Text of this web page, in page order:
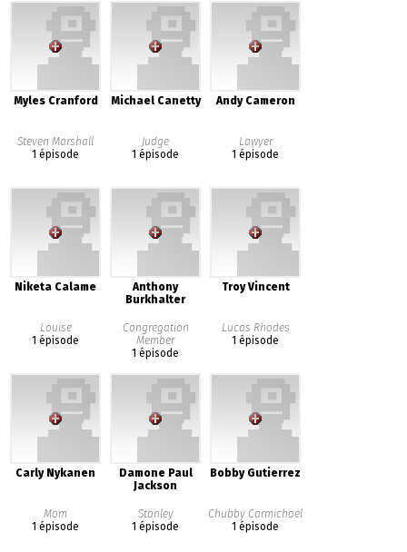
Myles Cranford
Steven Marshall
1 épisode
Michael Canetty
Judge
1 épisode
Andy Cameron
Lawyer
1 épisode
Niketa Calame
Louise
1 épisode
Anthony
Burkhalter
Congregation
Member
1 épisode
Troy Vincent
Lucas Rhodes
1 épisode
Carly Nykanen
Mom
1 épisode
Damone Paul
Jackson
Stanley
1 épisode
Bobby Gutierrez
Chubby Carmichael
1 épisode